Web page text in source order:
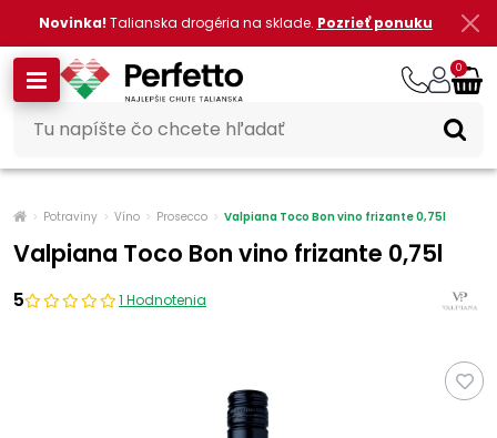
Novinka! Talianska drogéria na sklade. Pozrieť ponuku
0
Potraviny Víno Prosecco Valpiana Toco Bon vino frizante 0,75l
Valpiana Toco Bon vino frizante 0,75l
5 1 Hodnotenia